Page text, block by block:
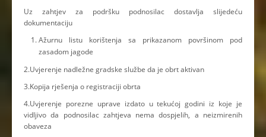
Uz zahtjev za podršku podnosilac dostavlja slijedeću
dokumentaciju
Ažurnu listu korištenja sa prikazanom površinom pod
zasadom jagode
2.Uvjerenje nadležne gradske službe da je obrt aktivan
3.Kopija rješenja o registraciji obrta
4.Uvjerenje porezne uprave izdato u tekućoj godini iz koje je
vidljivo da podnosilac zahtjeva nema dospjelih, a neizmirenih
obaveza